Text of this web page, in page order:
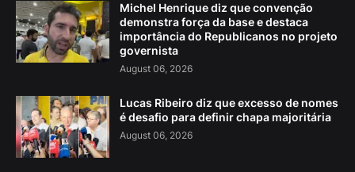
Michel Henrique diz que convenção
demonstra força da base e destaca
importância do Republicanos no projeto
governista
August 06, 2026
Lucas Ribeiro diz que excesso de nomes
é desafio para definir chapa majoritária
August 06, 2026